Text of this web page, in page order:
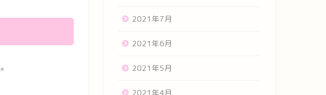
。
2021年7月
2021年6月
2021年5月
2021年4月